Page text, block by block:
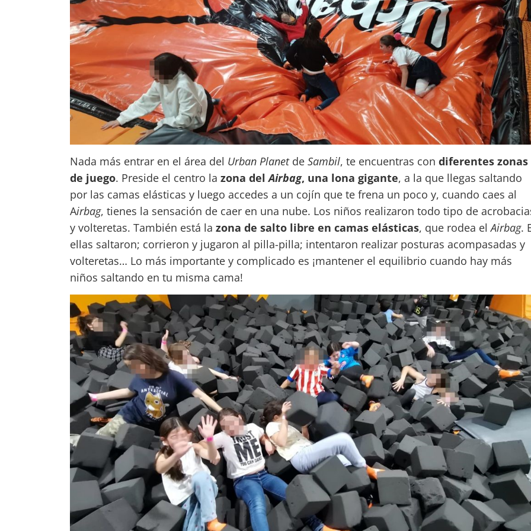
Nada más entrar en el área del Urban Planetde Sambil, te encuentras con diferentes zonas
de juego. Preside el centro la zona delAirbag, una lona gigante, a la que llegas saltando
por las camas elásticas y luego accedes a un cojín que te frena un poco y, cuando caes al
Airbag, tienes la sensación de caer en una nube. Los niños realizaron todo tipo de
y volteretas. También está la zona de salto libre en camas elásticas, que rodea elAirbag.
ellas saltaron; corrieron y jugaron al pilla-pilla; intentaron realizar posturas acompasadas y
volteretas… Lo más importante y complicado es ¡mantener el equilibrio cuando hay más
niños saltando en tu misma cama!